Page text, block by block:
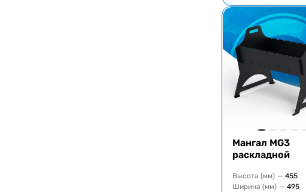
Мангал MG3
раскладной
Высота (мм) — 455
Ширина (мм) — 495